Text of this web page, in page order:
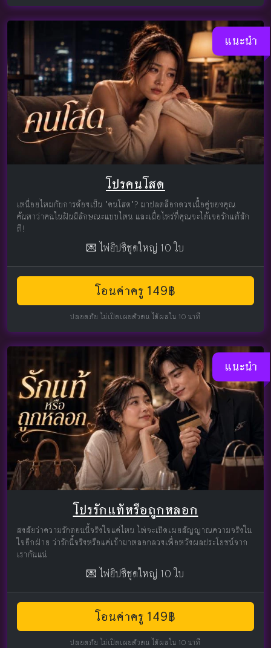
แนะนำ
โปรคนโสด
เหนื่อยไหมกับการต้องเป็น "คนโสด"? มาปลดล็อกดวงเนื้อคู่ของคุณ
ค้นหาว่าคนในฝันมีลักษณะแบบไหน และเมื่อไหร่ที่คุณจะได้เจอรักแท้สัก
ที!
💌 ไพ่ยิปซีชุดใหญ่ 10 ใบ
โอนค่าครู 149฿
ปลอดภัย ไม่เปิดเผยตัวตน ได้ผลใน 10 นาที
แนะนำ
โปรรักแท้หรือถูกหลอก
สงสัยว่าความรักตอนนี้จริงใจแค่ไหน ไพ่จะเปิดเผยสัญญาณความจริงใน
ใจอีกฝ่าย ว่ารักนี้จริงหรือแค่เข้ามาหลอกลวงเพื่อหวังผลประโยชน์จาก
เรากันแน่
💌 ไพ่ยิปซีชุดใหญ่ 10 ใบ
โอนค่าครู 149฿
ปลอดภัย ไม่เปิดเผยตัวตน ได้ผลใน 10 นาที